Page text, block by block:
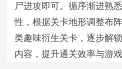
尸进攻即可。循序渐进熟
性，根据关卡地形调整布
类趣味衍生关卡，逐步解
内容，提升通关效率与游戏